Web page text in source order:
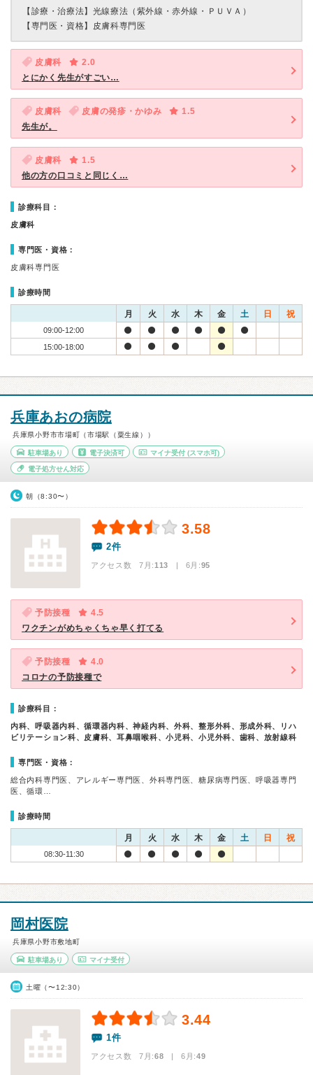
【診療・治療法】 光線療法（紫外線・赤外線・ＰＵＶＡ）
【専門医・資格】 皮膚科専門医
皮膚科
2.0
とにかく先生がすごい…
皮膚科 皮膚の発疹・かゆみ
1.5
先生が。
皮膚科
1.5
他の方の口コミと同じく…
診療科目：
皮膚科
専門医・資格：
皮膚科専門医
診療時間
月 火 水 木 金 土 日 祝
09:00-12:00
15:00-18:00
兵庫あおの病院
兵庫県小野市市場町（市場駅（粟生線））
駐車場あり 電子決済可 マイナ受付 (スマホ可)
電子処方せん対応
朝（8:30〜）
3.58
2件
アクセス数 7月:113 | 6月:95
予防接種
4.5
ワクチンがめちゃくちゃ早く打てる
予防接種
4.0
コロナの予防接種で
診療科目：
内科、呼吸器内科、循環器内科、神経内科、外科、整形外科、形成外科、リハ
ビリテーション科、皮膚科、耳鼻咽喉科、小児科、小児外科、歯科、放射線科
専門医・資格：
総合内科専門医、アレルギー専門医、外科専門医、糖尿病専門医、呼吸器専門
医、循環…
診療時間
月 火 水 木 金 土 日 祝
08:30-11:30
岡村医院
兵庫県小野市敷地町
駐車場あり マイナ受付
土曜（〜12:30）
3.44
1件
アクセス数 7月:68 | 6月:49